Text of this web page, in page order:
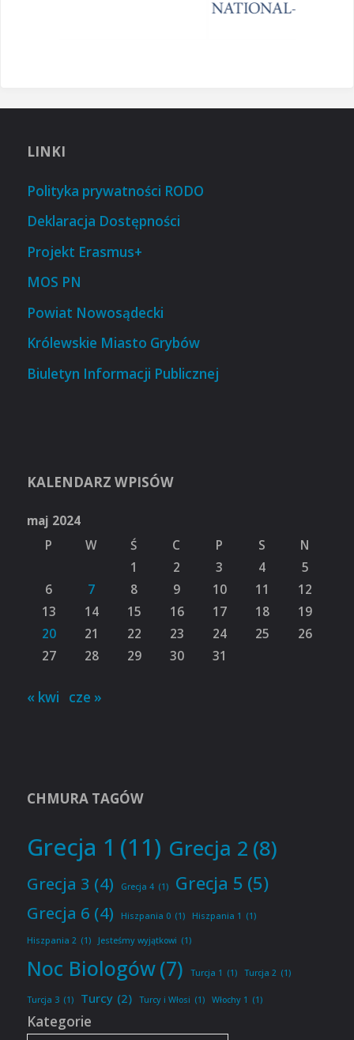
LINKI
Polityka prywatności RODO
Deklaracja Dostępności
Projekt Erasmus+
MOS PN
Powiat Nowosądecki
Królewskie Miasto Grybów
Biuletyn Informacji Publicznej
KALENDARZ WPISÓW
maj 2024
P
W Ś C P S
N
1
2 3 4
5
6
7 8 9 10 11
12
13
14 15 16 17 18
19
20
21 22 23 24 25
26
27
28 29 30 31
« kwi cze »
CHMURA TAGÓW
Grecja 1 (11) Grecja 2 (8)
Grecja 3 (4) Grecja 4 (1) Grecja 5 (5)
Grecja 6 (4) Hiszpania 0 (1) Hiszpania 1 (1)
Hiszpania 2 (1) Jesteśmy wyjątkowi (1)
Noc Biologów(7) Turcja 1 (1) Turcja 2 (1)
Turcja 3 (1) Turcy (2) Turcy i Włosi (1) Włochy 1 (1)
Kategorie